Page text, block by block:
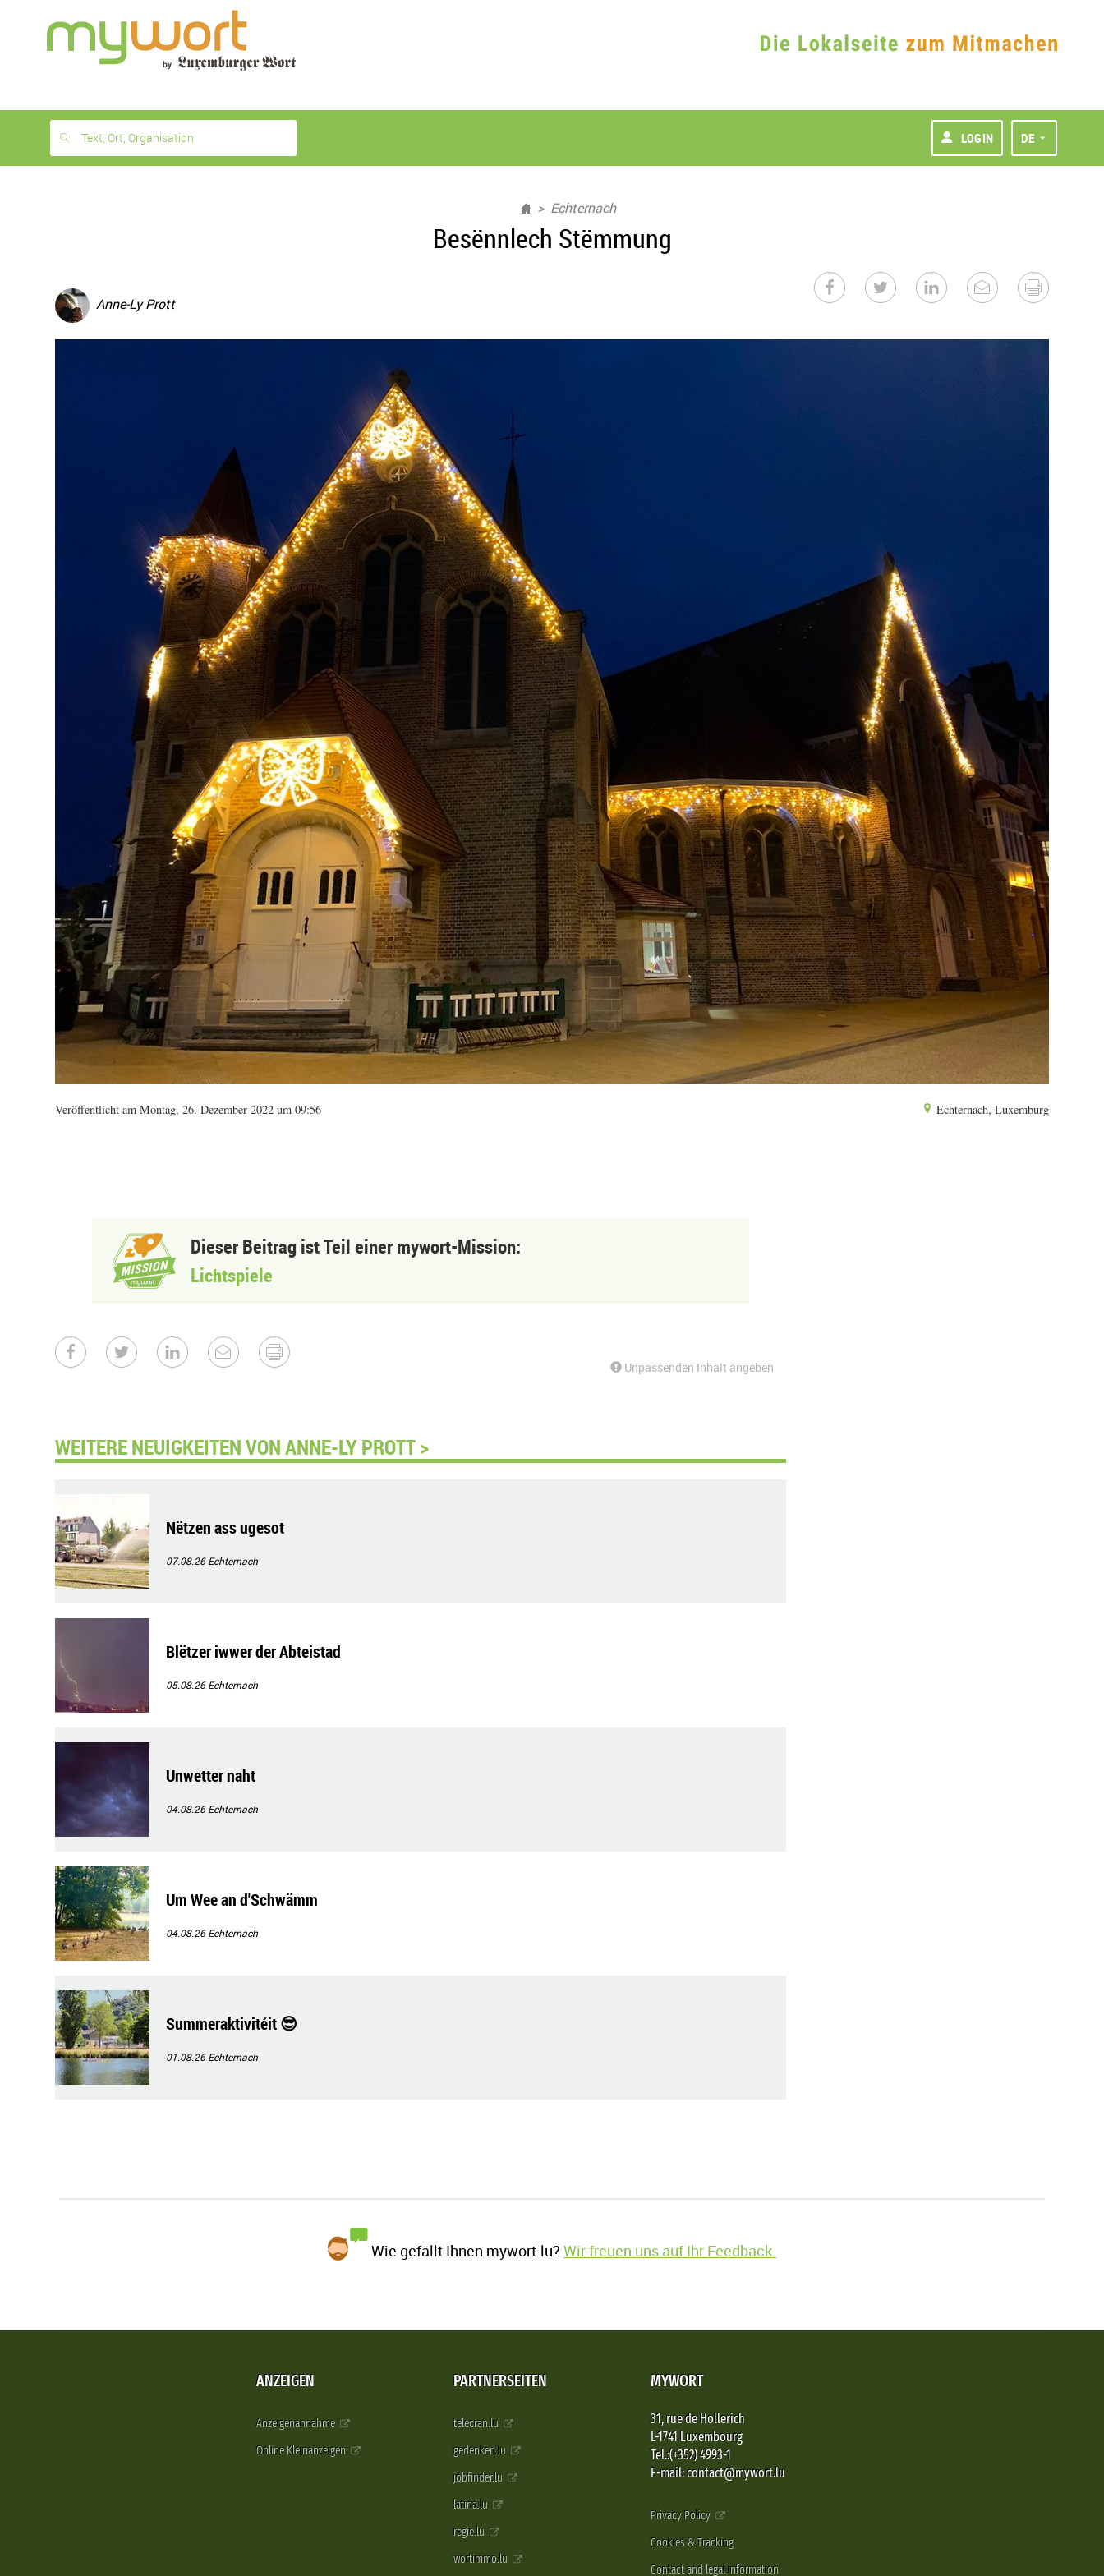
month
free
Text, Ort, Organisation LOGIN DE
Echternach
Besënnlech Stëmmung
Anne-Ly Prott
Veröffentlicht am Montag, 26. Dezember 2022 um 09:56 Echternach, Luxemburg
Dieser Beitrag ist Teil einer mywort-Mission:
Lichtspiele
Unpassenden Inhalt angeben
WEITERE NEUIGKEITEN VON ANNE-LY PROTT >
Nëtzen ass ugesot
07.08.26Echternach
Blëtzer iwwer der Abteistad
05.08.26Echternach
Unwetter naht
04.08.26Echternach
Um Wee an d'Schwämm
04.08.26Echternach
Summeraktivitéit 😎
01.08.26Echternach
Wie gefällt Ihnen mywort.lu?Wir freuen uns auf Ihr Feedback.
ANZEIGEN
Anzeigenannahme
Online Kleinanzeigen
PARTNERSEITEN
telecran.lu
gedenken.lu
jobfinder.lu
latina.lu
regie.lu
wortimmo.lu
MYWORT
31, rue de Hollerich
L-1741 Luxembourg
Tel.:(+352) 4993-1
E-mail: contact@mywort.lu
Privacy Policy
Cookies & Tracking
Contact and legal information